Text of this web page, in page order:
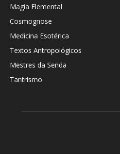
Magia Elemental
Cosmognose
Medicina Esotérica
Textos Antropológicos
Mestres da Senda
Tantrismo